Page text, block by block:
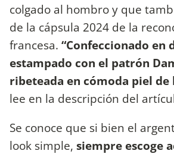
colgado al hombro y que
de la cápsula 2024 de la
francesa. “Confeccionado en
estampado con el patrón
ribeteada en cómoda piel de
lee en la descripción del
Se conoce que si bien el
look simple, siempre escoge